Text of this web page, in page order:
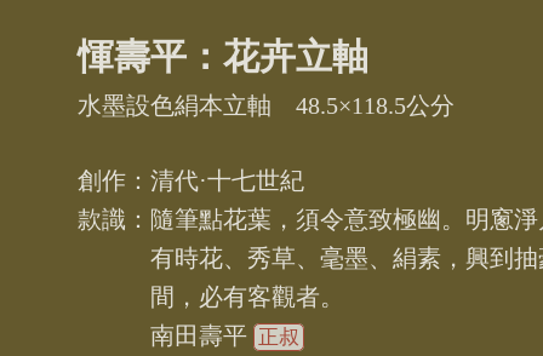
惲壽平：花卉立軸
水墨設色絹本立軸 48.5×118.5
清代·十七世紀
隨筆點花葉，須令意致極幽。明窻
有時花、秀草、毫墨、絹素，興到
間，必有客觀者。
南田壽平 正叔